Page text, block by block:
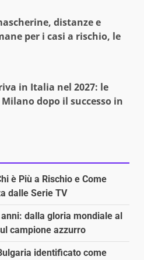
distanze e
per i casi a rischio, le
in Italia nel 2027: le
dopo il successo in
è Più a Rischio e Come
dalle Serie TV
dalla gloria mondiale al
campione azzurro
identificato come